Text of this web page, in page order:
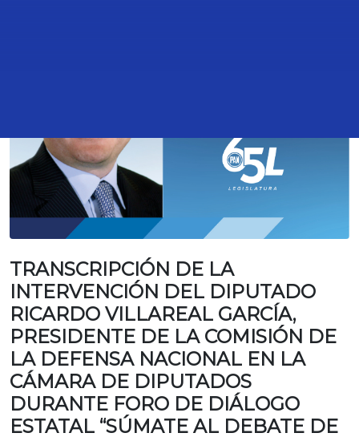
TRANSCRIPCIÓN DE LA
INTERVENCIÓN DEL DIPUTADO
RICARDO VILLAREAL GARCÍA,
PRESIDENTE DE LA COMISIÓN DE
LA DEFENSA NACIONAL EN LA
CÁMARA DE DIPUTADOS
DURANTE FORO DE DIÁLOGO
ESTATAL “SÚMATE AL DEBATE DE